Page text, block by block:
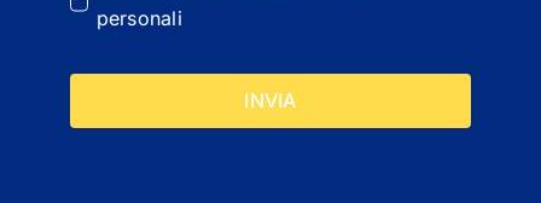
personali
INVIA